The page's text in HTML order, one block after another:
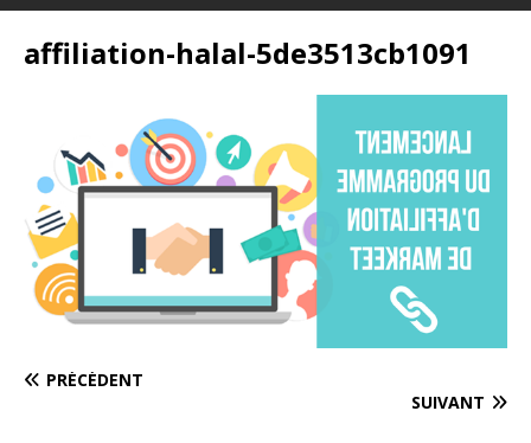
affiliation-halal-5de3513cb1091
PRÉCÉDENT
SUIVANT